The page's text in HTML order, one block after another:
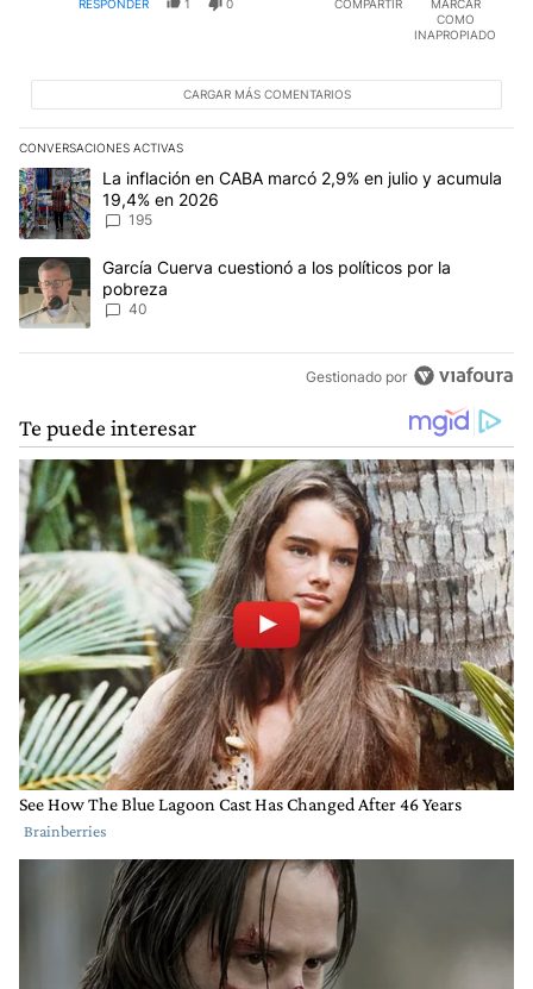
RESPONDER 1 0 COMPARTIR
MARCAR
COMO
INAPROPIADO
CARGAR MÁS COMENTARIOS
CONVERSACIONES ACTIVAS
Este listado muestra los artículos con más comentarios en los
Un artículo de tendencia con el título "La inflación en CABA
La inflación en CABA marcó 2,9% en julio y acumula
19,4% en 2026
195
Un artículo de tendencia con el título "García Cuerva cuestionó
García Cuerva cuestionó a los políticos por la
pobreza
40
Gestionado por